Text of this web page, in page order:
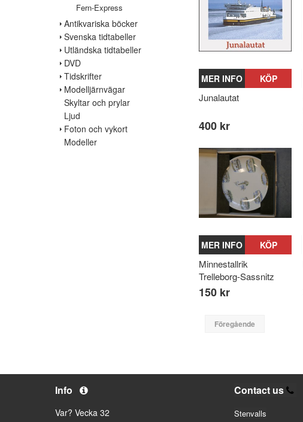
Fern-Express
Antikvariska böcker
Svenska tidtabeller
Utländska tidtabeller
DVD
Tidskrifter
Modelljärnvägar
Skyltar och prylar
Ljud
Foton och vykort
Modeller
MER INFO KÖP
Junalautat
400 kr
MER INFO KÖP
Minnestallrik
Trelleborg-Sassnitz
150 kr
Föregående
Info
Var? Vecka 32
Contact us
Stenvalls